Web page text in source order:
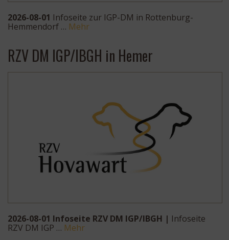
2026-08-01 Infoseite zur IGP-DM in Rottenburg-
Hemmendorf … Mehr
RZV DM IGP/IBGH in Hemer
2026-08-01 Infoseite RZV DM IGP/IBGH | Infoseite
RZV DM IGP … Mehr